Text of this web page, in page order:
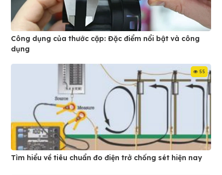
Công dụng của thước cặp: Đặc điểm nổi bật và công
dụng
55
Tìm hiểu về tiêu chuẩn đo điện trở chống sét hiện nay